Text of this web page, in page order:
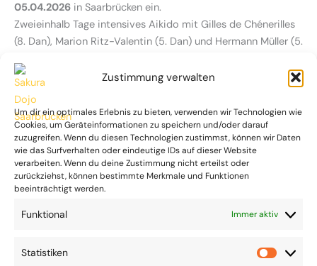
Zustimmung verwalten
Um dir ein optimales Erlebnis zu bieten, verwenden wir Technologien wie
Cookies, um Geräteinformationen zu speichern und/oder darauf
zuzugreifen. Wenn du diesen Technologien zustimmst, können wir Daten
wie das Surfverhalten oder eindeutige IDs auf dieser Website
verarbeiten. Wenn du deine Zustimmung nicht erteilst oder
zurückziehst, können bestimmte Merkmale und Funktionen
beeinträchtigt werden.
Funktional Immer aktiv
Statistiken
05.04.2026 in Saarbrücken ein.
Zweieinhalb Tage intensives Aikido mit Gilles de Chénerilles
(8. Dan), Marion Ritz-Valentin (5. Dan) und Hermann Müller (5.
Fortgeschrittene und Anfänger, die ihre Techniken schnell
und gut verbessern möchten.
Ihr seid herzlich willkommen!Kontaktiertuns, um euch
anzumelden, oder schreibt uns eineE-Mail.
Herzliche Grüße
Gilles
←Vorheriger Beitrag Nächster Beitrag→